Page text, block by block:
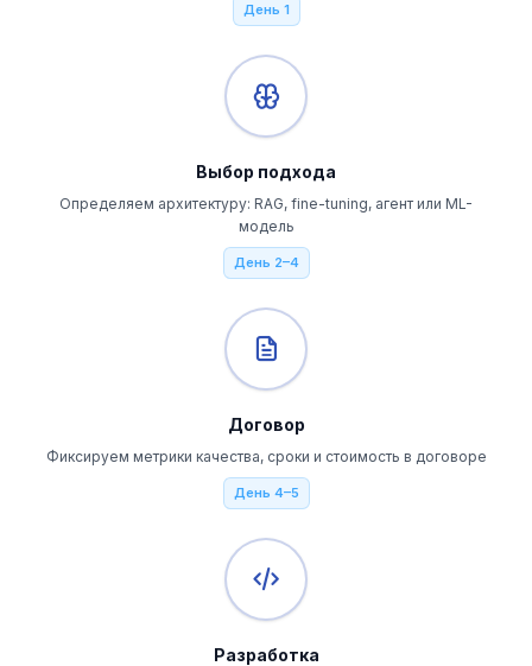
День 1
Выбор подхода
Определяем архитектуру: RAG, fine-tuning, агент или ML-
модель
День 2–4
Договор
Фиксируем метрики качества, сроки и стоимость в договоре
День 4–5
Разработка